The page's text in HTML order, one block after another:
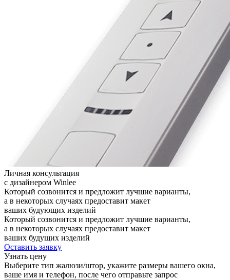
Личная консультация
с дизайнером Winlee
Который созвонится и предложит лучшие варианты,
а в некоторых случаях предоставит макет
ваших будующих изделий
Который созвонится и предложит лучшие варианты,
а в некоторых случаях предоставит макет
ваших будущих изделий
Оставить заявку
Узнать цену
Выберите тип жалюзи/штор, укажите размеры вашего окна,
ваше имя и телефон, после чего отправьте запрос